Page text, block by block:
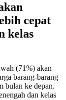
cepat
kelas
(71%) akan
barang-barang
bulan ke depan.
dan kelas